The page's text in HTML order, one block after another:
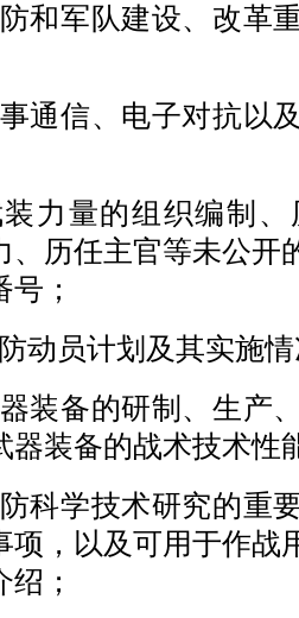
防和军队建设、改革
事通信、电子对抗以
装力量的组织编制
、历任主官等未公开
；
防动员计划及其实施
器装备的研制、生产
器装备的战术技术性
防科学技术研究的重
项，以及可用于作战
；